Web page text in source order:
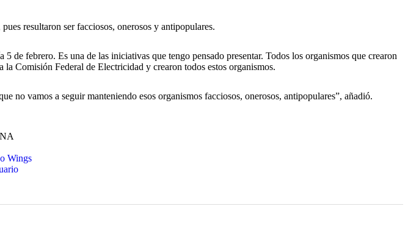
resultaron ser facciosos, onerosos y antipopulares.
de febrero. Es una de las iniciativas que tengo pensado presentar. Todos los organismos que crearon
la Comisión Federal de Electricidad y crearon todos estos organismos.
no vamos a seguir manteniendo esos organismos facciosos, onerosos, antipopulares”, añadió.